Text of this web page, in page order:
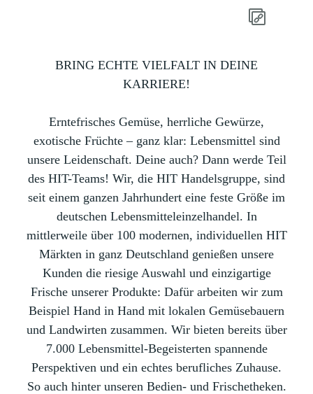
BRING ECHTE VIELFALT IN DEINE
KARRIERE!
Erntefrisches Gemüse, herrliche Gewürze,
exotische Früchte – ganz klar: Lebensmittel sind
unsere Leidenschaft. Deine auch? Dann werde Teil
des HIT-Teams! Wir, die HIT Handelsgruppe, sind
seit einem ganzen Jahrhundert eine feste Größe im
deutschen Lebensmitteleinzelhandel. In
mittlerweile über 100 modernen, individuellen HIT
Märkten in ganz Deutschland genießen unsere
Kunden die riesige Auswahl und einzigartige
Frische unserer Produkte: Dafür arbeiten wir zum
Beispiel Hand in Hand mit lokalen Gemüsebauern
und Landwirten zusammen. Wir bieten bereits über
7.000 Lebensmittel-Begeisterten spannende
Perspektiven und ein echtes berufliches Zuhause.
So auch hinter unseren Bedien- und Frischetheken.